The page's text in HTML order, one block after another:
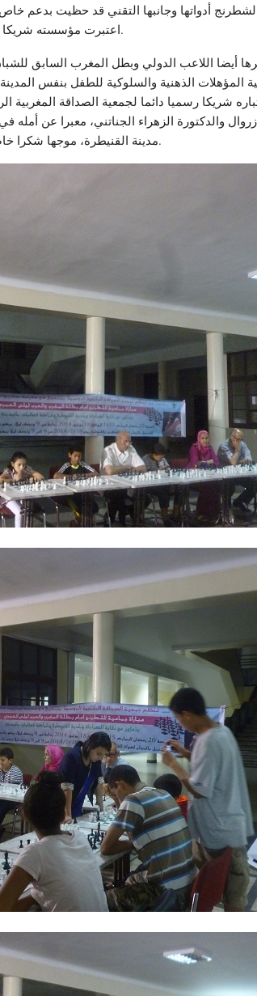
الشطرنج أدواتها وجانبها التقني قد حظيت
اعتبرت مؤسسته شريكا رسميا لجمعية الصداقة المغربية الروسية والمستشهر الأساسي للتظاهرة.
أيضا اللاعب الدولي وبطل المغرب السابق
المؤهلات الذهنية والسلوكية للطفل بنفس
رسميا دائما لجمعية الصداقة المغربية
والدكتورة الزهراء الجناتني، معبرا عن
مدينة القنيطرة، موجها شكرا خاصا للسيد عزيز رباح رئيس بلدية المدينة ووزير التجهيز والنقل في الحكومة.